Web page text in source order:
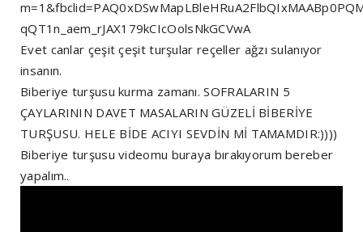
qQT1n_aem_rJAX179kCIcOolsNkGCVwA
Evet canlar çeşit çeşit turşular reçeller ağzı sulanıyor
insanın.
Biberiye turşusu kurma zamanı. SOFRALARIN 5
ÇAYLARININ DAVET MASALARIN GÜZELİ BİBERİYE
TURŞUSU. HELE BİDE ACIYI SEVDİN Mİ TAMAMDIR:))))
Biberiye turşusu videomu buraya bırakıyorum bereber
yapalım..